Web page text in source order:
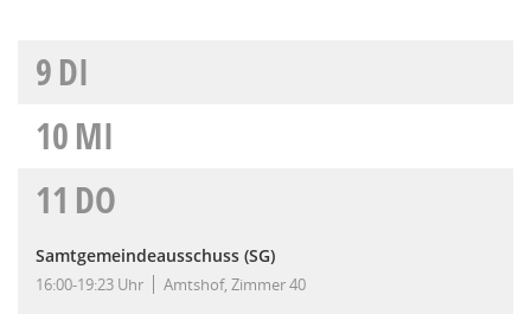
9DI
10MI
11 DO
Samtgemeindeausschuss (SG)
16:00-19:23 Uhr Amtshof, Zimmer 40